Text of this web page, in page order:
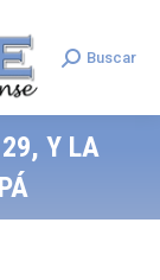
Search:
Buscar
29, Y LA